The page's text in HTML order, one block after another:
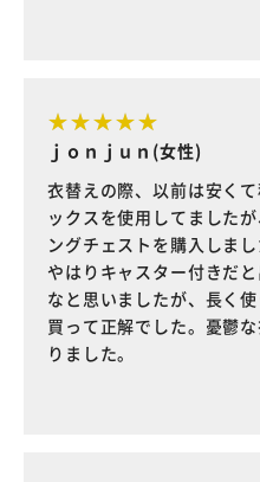
ｊｏｎｊｕｎ(女性)
衣替えの際、以前は安く
ックスを使用してました
ングチェストを購入しま
やはりキャスター付きだ
なと思いましたが、長く
買って正解でした。憂鬱
りました。